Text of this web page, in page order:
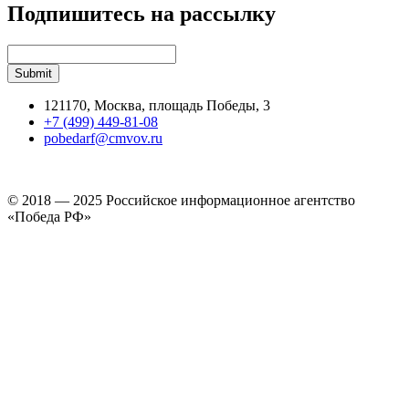
Подпишитесь на рассылку
121170, Москва, площадь Победы, 3
+7 (499) 449-81-08
pobedarf@cmvov.ru
© 2018 — 2025 Российское информационное агентство
«Победа РФ»